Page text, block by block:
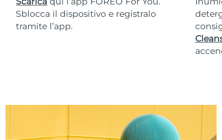
Sblocca il dispositivo e registralo
tramite l’app.